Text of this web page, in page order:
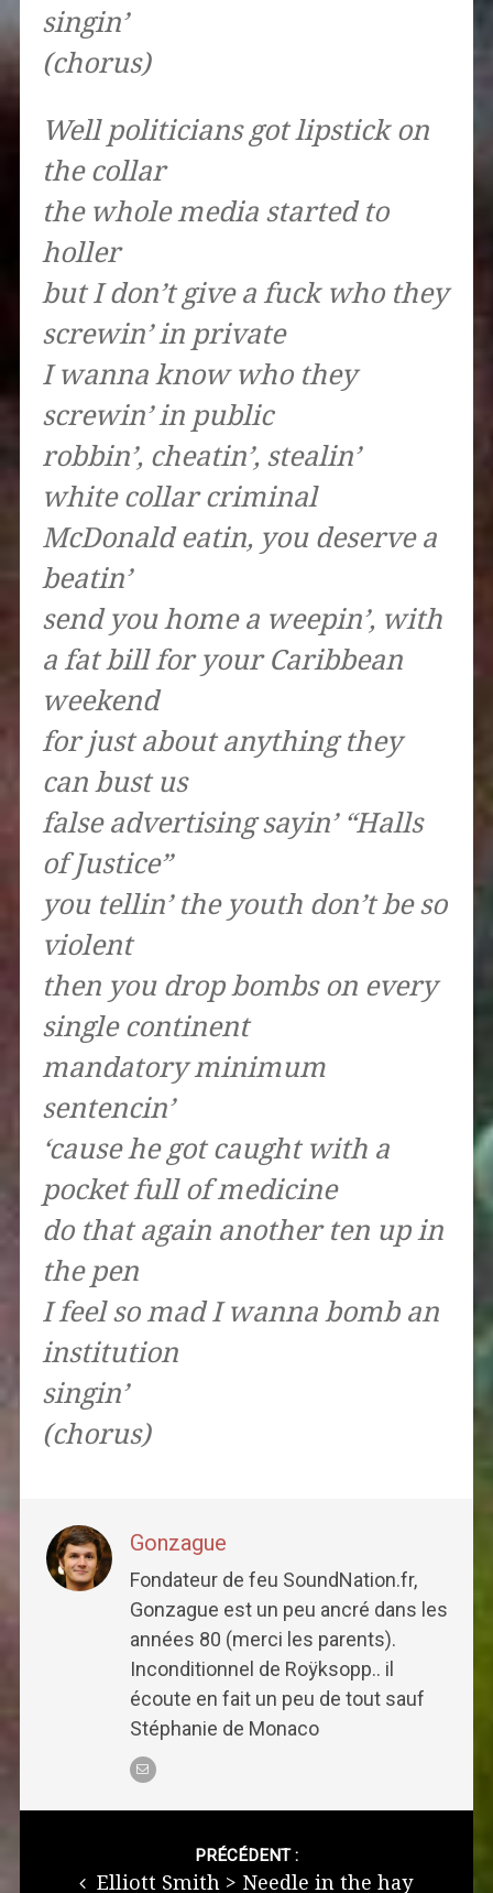
singin’
(chorus)
Well politicians got lipstick on
the collar
the whole media started to
holler
but I don’t give a fuck who they
screwin’ in private
I wanna know who they
screwin’ in public
robbin’, cheatin’, stealin’
white collar criminal
McDonald eatin, you deserve a
beatin’
send you home a weepin’, with
a fat bill for your Caribbean
weekend
for just about anything they
can bust us
false advertising sayin’ “Halls
of Justice”
you tellin’ the youth don’t be so
violent
then you drop bombs on every
single continent
mandatory minimum
sentencin’
‘cause he got caught with a
pocket full of medicine
do that again another ten up in
the pen
I feel so mad I wanna bomb an
institution
singin’
(chorus)
Gonzague
Fondateur de feu SoundNation.fr,
Gonzague est un peu ancré dans les
années 80 (merci les parents).
Inconditionnel de Roÿksopp.. il
écoute en fait un peu de tout sauf
Stéphanie de Monaco
PRÉCÉDENT :
Elliott Smith > Needle in the hay